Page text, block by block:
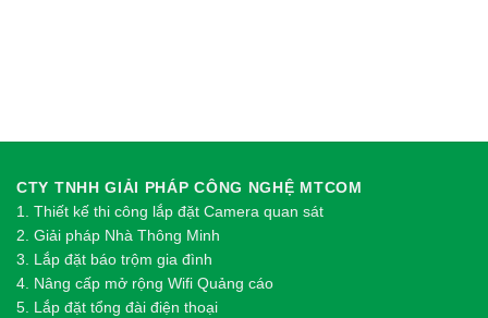
CTY TNHH GIẢI PHÁP CÔNG NGHỆ MTCOM
1. Thiết kế thi công lắp đặt Camera quan sát
2. Giải pháp Nhà Thông Minh
3. Lắp đặt báo trộm gia đình
4. Nâng cấp mở rộng Wifi Quảng cáo
5. Lắp đặt tổng đài điện thoại